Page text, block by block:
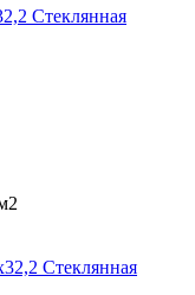
Стеклянная